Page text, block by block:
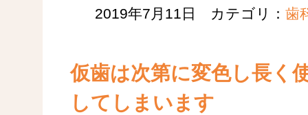
2019年7月11日 カテゴリ： 歯
仮歯は次第に変色し長く
してしまいます